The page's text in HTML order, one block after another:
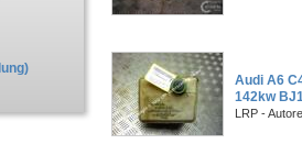
Audi A6
142kw
LRP -